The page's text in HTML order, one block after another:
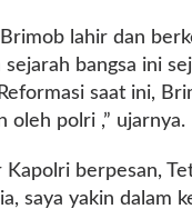
lahir dan
sejarah bangsa ini
saat ini,
oleh polri ,” ujarnya.
Kapolri berpesan,
saya yakin dalam